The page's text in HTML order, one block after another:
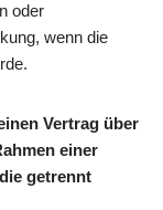
oder
wenn die
Vertrag über
einer
getrennt